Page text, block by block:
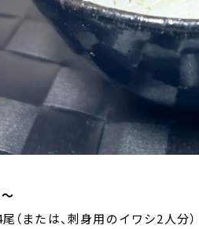
（または、刺身用のイワシ2人分）